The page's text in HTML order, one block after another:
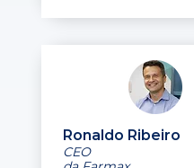
Ronaldo Ribeiro
CEO